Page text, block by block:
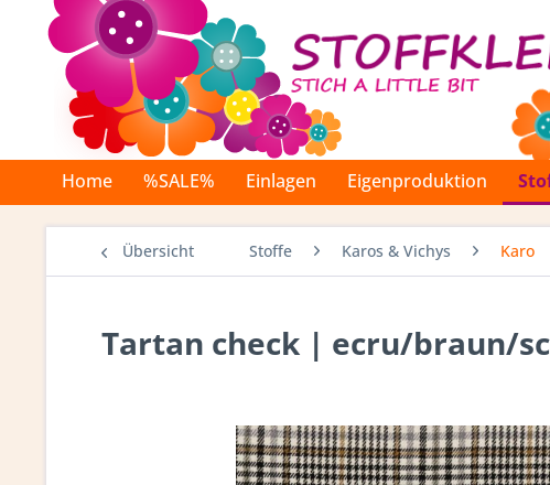
Home %SALE% Einlagen Eigenproduktion
Übersicht Stoffe Karos & Vichys Karo
Tartan check | ecru/braun/